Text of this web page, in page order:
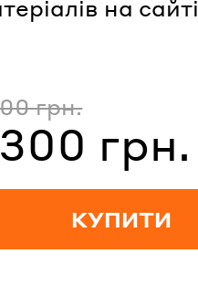
на сайті
вартість
грн.
зі знижкою
грн.
КУПИТИ